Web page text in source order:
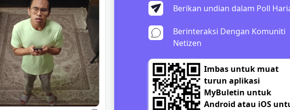
Berikan undian dalam Poll
Berinteraksi Dengan Komuniti
Netizen
Imbas untuk muat
turun aplikasi
MyBuletin untuk
Android atau iOS